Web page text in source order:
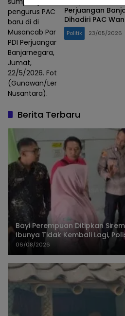
pengurus PAC
baru di di
Musancab Partai
PDI Perjuangan
Banjarnegara,
Jumat,
22/5/2026. Foto :
(Gunawan/Lensa
Nusantara).
Perjuangan
Dihadiri PAC
Politik 23/05/2026
Berita Terbaru
Bayi Perempuan Ditipkan
Ibunya Tidak Kembali Lagi,
Keberadaan Orang Tua
06/08/2026